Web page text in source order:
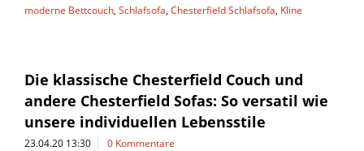
moderne Bettcouch, Schlafsofa, Chesterfield Schlafsofa, Kline
Die klassische Chesterfield Couch und
andere Chesterfield Sofas: So versatil wie
unsere individuellen Lebensstile
23.04.20 13:30 0 Kommentare